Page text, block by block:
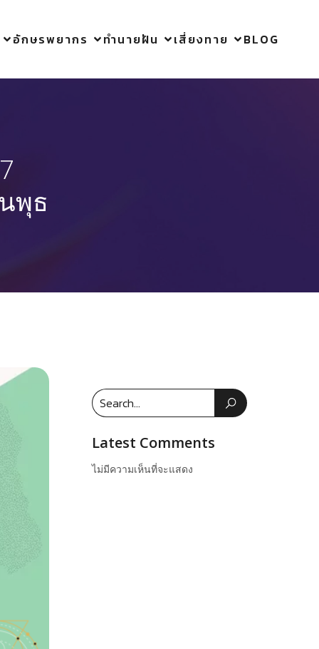
อักษรพยากร ทำนายฝัน เสี่ยงทาย BLOG
พุธ
Latest Comments
ไม่มีความเห็นที่จะแสดง